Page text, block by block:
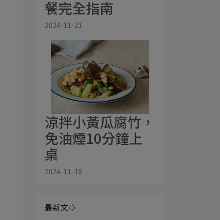
餐完全指南
2024-11-21
涼拌小黃瓜腐竹，
免油煙10分鐘上
桌
2024-11-18
最新文章